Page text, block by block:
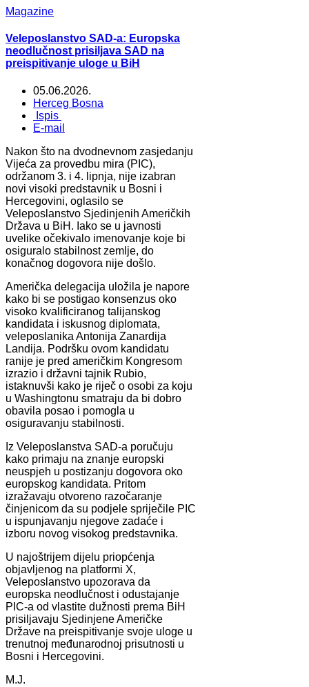
Magazine
Veleposlanstvo SAD-a: Europska
neodlučnost prisiljava SAD na
preispitivanje uloge u BiH
05.06.2026.
Herceg Bosna
Ispis
E-mail
Nakon što na dvodnevnom zasjedanju
Vijeća za provedbu mira (PIC),
održanom 3. i 4. lipnja, nije izabran
novi visoki predstavnik u Bosni i
Hercegovini, oglasilo se
Veleposlanstvo Sjedinjenih Američkih
Država u BiH. Iako se u javnosti
uvelike očekivalo imenovanje koje bi
osiguralo stabilnost zemlje, do
konačnog dogovora nije došlo.
Američka delegacija uložila je napore
kako bi se postigao konsenzus oko
visoko kvalificiranog talijanskog
kandidata i iskusnog diplomata,
veleposlanika Antonija Zanardija
Landija. Podršku ovom kandidatu
ranije je pred američkim Kongresom
izrazio i državni tajnik Rubio,
istaknuvši kako je riječ o osobi za koju
u Washingtonu smatraju da bi dobro
obavila posao i pomogla u
osiguravanju stabilnosti.
Iz Veleposlanstva SAD-a poručuju
kako primaju na znanje europski
neuspjeh u postizanju dogovora oko
europskog kandidata. Pritom
izražavaju otvoreno razočaranje
činjenicom da su podjele spriječile PIC
u ispunjavanju njegove zadaće i
izboru novog visokog predstavnika.
U najoštrijem dijelu priopćenja
objavljenog na platformi X,
Veleposlanstvo upozorava da
europska neodlučnost i odustajanje
PIC-a od vlastite dužnosti prema BiH
prisiljavaju Sjedinjene Američke
Države na preispitivanje svoje uloge u
trenutnoj međunarodnoj prisutnosti u
Bosni i Hercegovini.
M.J.